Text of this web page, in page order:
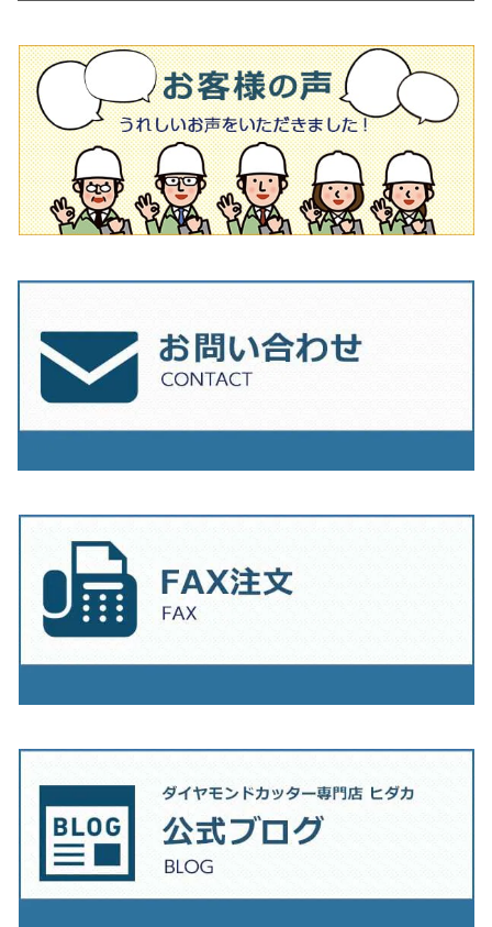
タイル針
タイル針
その他
オフセットタイプ（ハットタイプ
205ｍｍ（8インチ）
230mm（9インチ）
180mm（7インチ）
205mm（8インチ）
230mm（9インチ）
150ｍｍ（6インチ）
180ｍｍ（7インチ）
205mm（8インチ）